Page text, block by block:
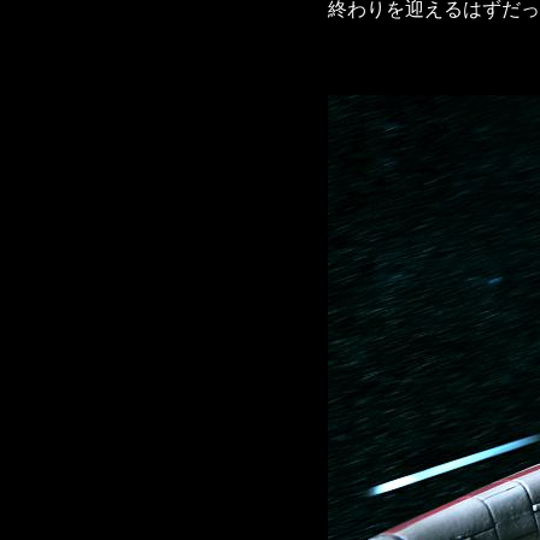
終わりを迎えるはずだ